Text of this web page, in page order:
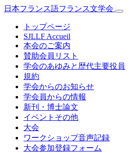
日本フランス語フランス文学会
トップページ
SJLLF Accueil
本会のご案内
賛助会員リスト
学会のあゆみと歴代主要役員
規約
学会からのお知らせ
学会員からの情報
新刊・博士論文
イベントその他
大会
ワークショップ音声記録
大会参加登録フォーム